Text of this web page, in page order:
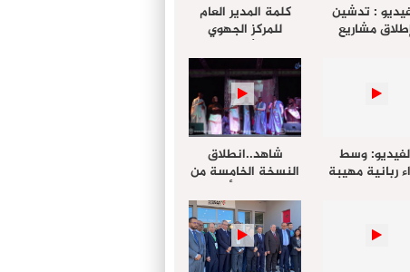
: تدشين
مشاريع
كلمة المدير العام
للمركز الجهوي
للإستثمار خلال
أشغال لإجتماع
التقييمي للجنة
الجهوية الموحد
لإستثمار بجهة
الداخلة…
وسط
ربانية مهيبة
جموع المصلين
شاهد..انطلاق
النسخة الخامسة من
مهرجان “الأمداح
النبوية” المنظم من
طرف مجلس جهة
الداخلة وادي الذهب